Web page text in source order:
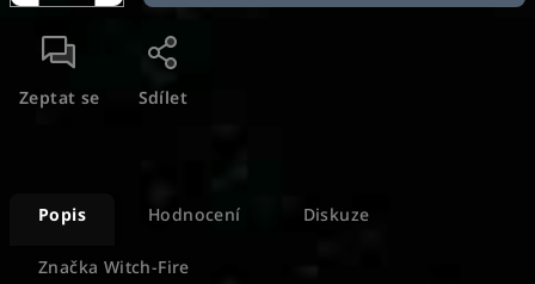
Zeptat se Sdílet
Popis Hodnocení Diskuze
Značka Witch-Fire